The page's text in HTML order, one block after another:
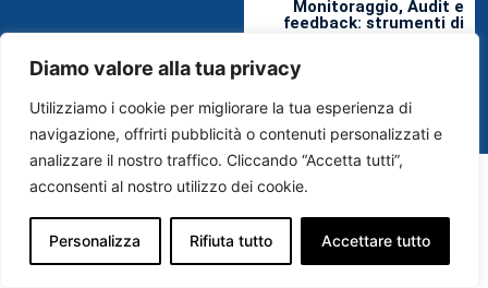
Diamo valore alla tua privacy
Utilizziamo i cookie per migliorare la tua esperienza di
navigazione, offrirti pubblicità o contenuti personalizzati e
analizzare il nostro traffico. Cliccando “Accetta tutti”,
acconsenti al nostro utilizzo dei cookie.
Personalizza Rifiuta tutto Accettare tutto
Monitoraggio, Audit e
feedback: strumenti di
in setting medico
dell’ospedale di Cecina